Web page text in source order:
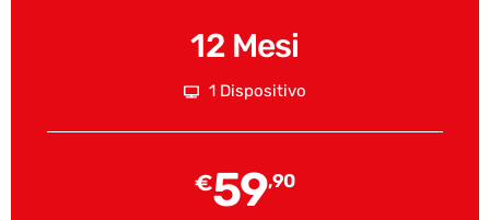
12 Mesi
1 Dispositivo
€59,90